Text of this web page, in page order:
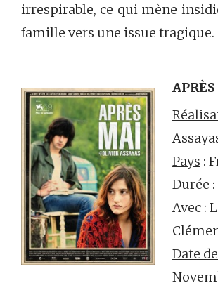
irrespirable, ce qui mène
famille vers une issue tragique.
Pays :
Durée
Avec :
Date